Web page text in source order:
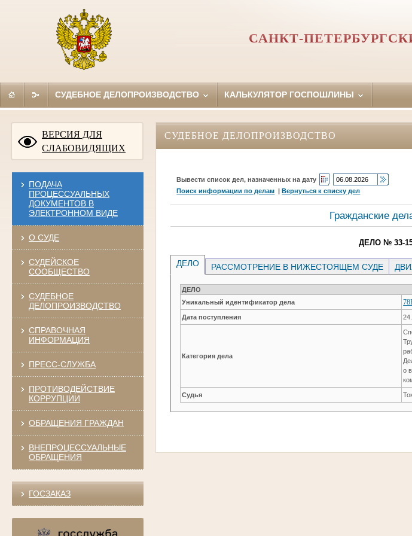
САНКТ-
СУДЕБНОЕ ДЕЛОПРОИЗВОДСТВО КАЛЬКУЛЯТОР ГОСПОШЛИНЫ
ВЕРСИЯ ДЛЯ
СЛАБОВИДЯЩИХ
ПОДАЧА
ПРОЦЕССУАЛЬНЫХ
ДОКУМЕНТОВ В
ЭЛЕКТРОННОМ ВИДЕ
О СУДЕ
СУДЕЙСКОЕ
СООБЩЕСТВО
СУДЕБНОЕ
ДЕЛОПРОИЗВОДСТВО
СПРАВОЧНАЯ
ИНФОРМАЦИЯ
ПРЕСС-СЛУЖБА
ПРОТИВОДЕЙСТВИЕ
КОРРУПЦИИ
ОБРАЩЕНИЯ ГРАЖДАН
ВНЕПРОЦЕССУАЛЬНЫЕ
ОБРАЩЕНИЯ
ГОСЗАКАЗ
СУДЕБНОЕ ДЕЛОПРОИЗВОДСТВО
Вывести список дел, назначенных на дату
Поиск информации по делам |Вернуться к списку дел
Гражданские
ДЕЛО № 33-
ДЕЛО РАССМОТРЕНИЕ В НИЖЕСТОЯЩЕМ СУДЕ
ДЕЛО
Уникальный идентификатор дела
Дата поступления
Категория дела
о
Судья